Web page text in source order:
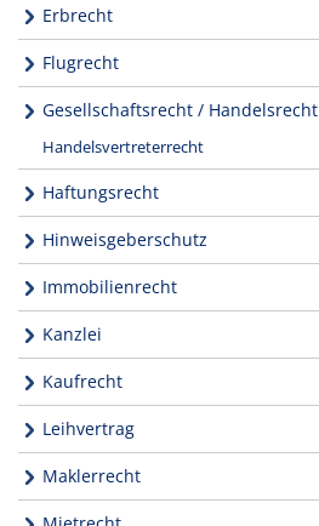
Erbrecht
Flugrecht
Gesellschaftsrecht / Handelsrecht
Handelsvertreterrecht
Haftungsrecht
Hinweisgeberschutz
Immobilienrecht
Kanzlei
Kaufrecht
Leihvertrag
Maklerrecht